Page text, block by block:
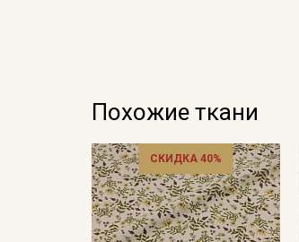
Похожие ткани
СКИДКА 40%